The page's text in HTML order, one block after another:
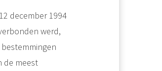
december 1994
werd,
de meest